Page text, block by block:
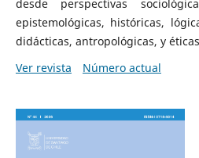
desde perspectivas
epistemológicas, históricas,
didácticas, antropológicas, y
Ver revista
Número actual